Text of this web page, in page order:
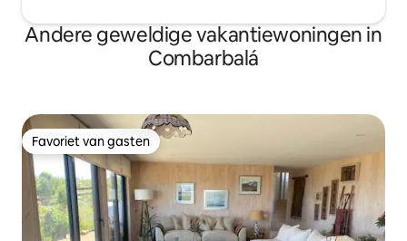
Andere geweldige vakantiewoningen in
Combarbalá
Favoriet van gasten
Favoriet van gasten